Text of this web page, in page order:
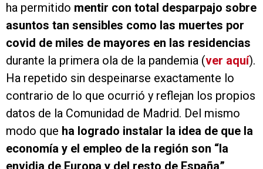
ha permitido mentir con total desparpajo sobre
asuntos tan sensibles como las muertes por
covid de miles de mayores en las residencias
durante la primera ola de la pandemia (ver aquí).
Ha repetido sin despeinarse exactamente lo
contrario de lo que ocurrió y reflejan los propios
datos de la Comunidad de Madrid. Del mismo
modo que ha logrado instalar la idea de que la
economía y el empleo de la región son “la
envidia de Europa y del resto de España”